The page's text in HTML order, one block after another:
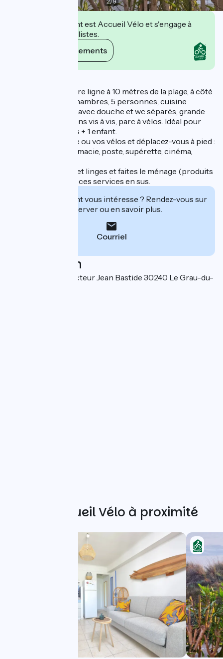
Cet établissement est Accueil Vélo et s'engage à
accueillir des cyclistes.
Voir ses engagements
parking privé, en 1ère ligne à 10 mètres de la plage, à côté
de la voie verte, 2 chambres, 5 personnes, cuisine
équipée, salle d'eau avec douche et wc séparés, grande
terrasse (30 m2) sans vis à vis, parc à vélos. Idéal pour
famille ou 2 couples + 1 enfant.
Posez votre voiture ou vos vélos et déplacez-vous à pied :
à 400 mètres, pharmacie, poste, supérette, cinéma,
Amenez vos draps et linges et faites le ménage (produits
sur place) ou payez ces services en sus.
Cet établissement vous intéresse ? Rendez-vous sur
leur site pour réserver ou en savoir plus.
Courriel
Localisation
700 boulevard Docteur Jean Bastide 30240 Le Grau-du-
Autres Accueil Vélo à proximité